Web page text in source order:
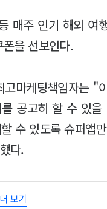
매주 인기 해외
을 선보인다.
고마케팅책임자는 "
공고히 할 수 있
수 있도록 슈퍼앱
다.
보기